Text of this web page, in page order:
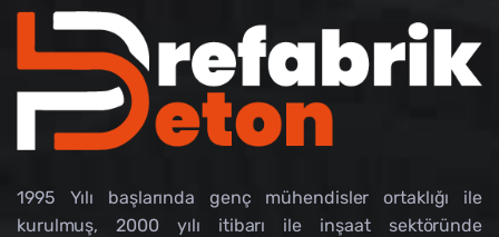
1995 Yılı başlarında genç mühendisler ortaklığı ile
kurulmuş, 2000 yılı itibarı ile inşaat sektöründe